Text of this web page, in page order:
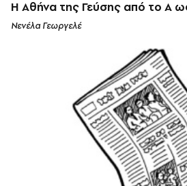
H Αθήνα της Γεύσης από το Α
Νενέλα Γεωργελέ